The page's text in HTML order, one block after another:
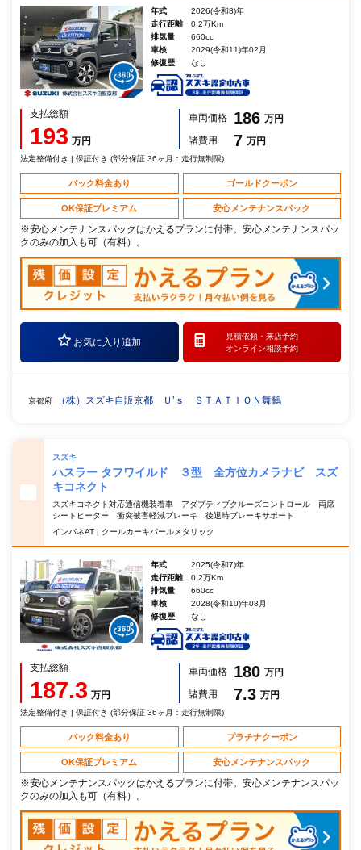
年式
2026(令和8)年
走行距離
0.2万Km
排気量
660cc
車検
2029(令和11)年02月
修復歴
なし
支払総額
193 万円
車両価格 186 万円
諸費用
7 万円
法定整備付き | 保証付き (部分保証 36ヶ月：走行無制限)
パック料金あり ゴールドクーポン
OK保証プレミアム 安心メンテナンスパック
※安心メンテナンスパックはかえるプランに付帯。安心メンテナンスパッ
クのみの加入も可（有料）。
お気に入り追加
見積依頼・ 来店予約
オンライン相談予約
京都府 （株）スズキ自販京都 Ｕ’ｓ ＳＴＡＴＩＯＮ舞鶴
スズキ
ハスラー タフワイルド ３型 全方位カメラナビ スズ
キコネクト
スズキコネクト対応通信機装着車 アダプティブクルーズコントロール 両席
シートヒーター 衝突被害軽減ブレーキ 後退時ブレーキサポート
インパネAT | クールカーキパールメタリック
年式
2025(令和7)年
走行距離
0.2万Km
排気量
660cc
車検
2028(令和10)年08月
修復歴
なし
支払総額
187.3 万円
車両価格 180 万円
諸費用
7.3 万円
法定整備付き | 保証付き (部分保証 36ヶ月：走行無制限)
パック料金あり プラチナクーポン
OK保証プレミアム 安心メンテナンスパック
※安心メンテナンスパックはかえるプランに付帯。安心メンテナンスパッ
クのみの加入も可（有料）。